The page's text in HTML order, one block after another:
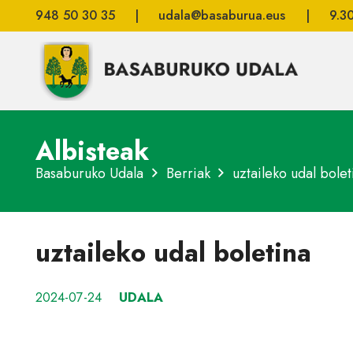
948 50 30 35 | udala@basaburua.eus |
Albisteak
Basaburuko Udala Berriak uztaileko udal
uztaileko udal boletina
2024-07-24 UDALA